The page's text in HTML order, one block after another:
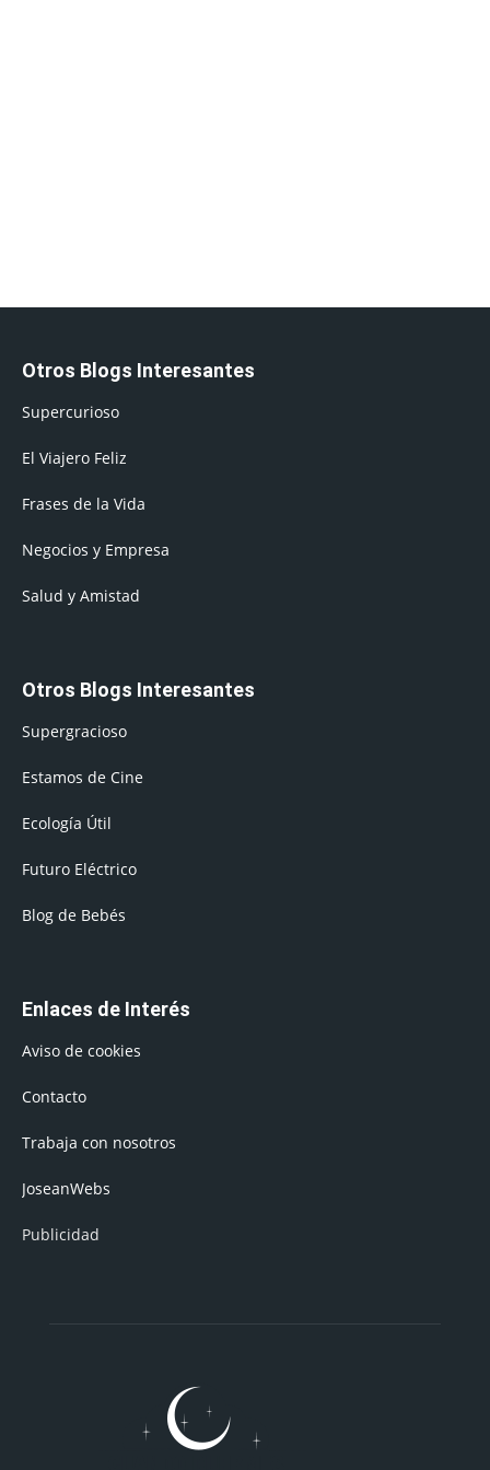
Otros Blogs Interesantes
Supercurioso
El Viajero Feliz
Frases de la Vida
Negocios y Empresa
Salud y Amistad
Otros Blogs Interesantes
Supergracioso
Estamos de Cine
Ecología Útil
Futuro Eléctrico
Blog de Bebés
Enlaces de Interés
Aviso de cookies
Contacto
Trabaja con nosotros
JoseanWebs
Publicidad